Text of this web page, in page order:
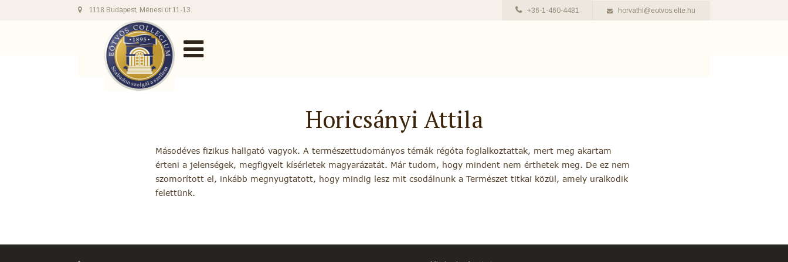
1118 Budapest, Ménesi út 11-13. +36-1-460-4481 horvathl@eotvos.elte.hu
Horicsányi Attila
Másodéves fizikus hallgató vagyok. A természettudományos témák régóta foglalkoztattak, mert meg akartam
érteni a jelenségek, megfigyelt kísérletek magyarázatát. Már tudom, hogy mindent nem érthetek meg. De ez nem
szomorított el, inkább megnyugtatott, hogy mindig lesz mit csodálnunk a Természet titkai közül, amely uralkodik
felettünk.